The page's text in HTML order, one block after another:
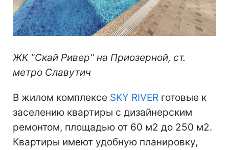
ЖК "Скай Ривер" на Приозерной, ст.
метро Славутич
В жилом комплексе SKY RIVER готовые к
заселению квартиры с дизайнерским
ремонтом, площадью от 60 м2 до 250 м2.
Квартиры имеют удобную планировку,